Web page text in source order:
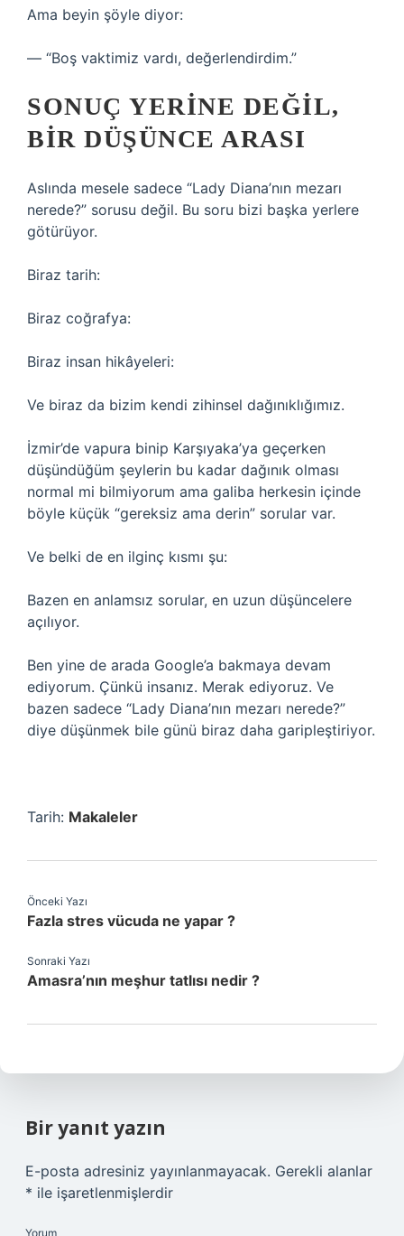
Ama beyin şöyle diyor:
— “Boş vaktimiz vardı, değerlendirdim.”
SONUÇ YERINE DEĞIL,
BIR DÜŞÜNCE ARASI
Aslında mesele sadece “Lady Diana’nın mezarı
nerede?” sorusu değil. Bu soru bizi başka yerlere
götürüyor.
Biraz tarih:
Biraz coğrafya:
Biraz insan hikâyeleri:
Ve biraz da bizim kendi zihinsel dağınıklığımız.
İzmir’de vapura binip Karşıyaka’ya geçerken
düşündüğüm şeylerin bu kadar dağınık olması
normal mi bilmiyorum ama galiba herkesin içinde
böyle küçük “gereksiz ama derin” sorular var.
Ve belki de en ilginç kısmı şu:
Bazen en anlamsız sorular, en uzun düşüncelere
açılıyor.
Ben yine de arada Google’a bakmaya devam
ediyorum. Çünkü insanız. Merak ediyoruz. Ve
bazen sadece “Lady Diana’nın mezarı nerede?”
diye düşünmek bile günü biraz daha garipleştiriyor.
Tarih: Makaleler
Önceki Yazı
Fazla stres vücuda ne yapar ?
Sonraki Yazı
Amasra’nın meşhur tatlısı nedir ?
Bir yanıt yazın
E-posta adresiniz yayınlanmayacak. Gerekli alanlar
* ile işaretlenmişlerdir
Yorum